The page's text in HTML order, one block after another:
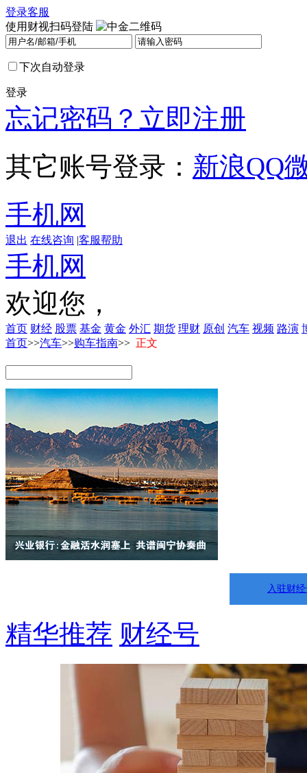
登录客服
使用财视扫码登陆
下次自动登录
登录
忘记密码？ 立即注册
其它账号登录： 新浪QQ
手机网
退出 在线咨询 |客服帮助
手机网
欢迎您，
首页 财经 股票 基金 黄金 外汇 期货 理财 原创 汽车 视频 路演
首页>>汽车>>购车指南>> 正文
入驻财
精华推荐 财经号